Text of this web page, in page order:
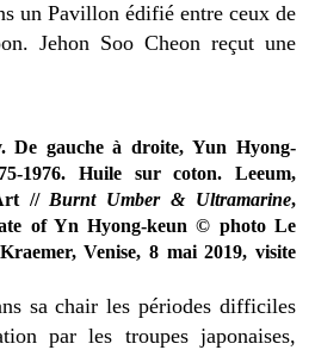
un Pavillon édifié entre ceux de
Jehon Soo Cheon reçut une
De gauche à droite, Yun Hyong-
1976. Huile sur coton. Leeum,
// Burnt Umber & Ultramarine,
of Yn Hyong-keun © photo Le
Venise, 8 mai 2019, visite
sa chair les périodes difficiles
par les troupes japonaises,